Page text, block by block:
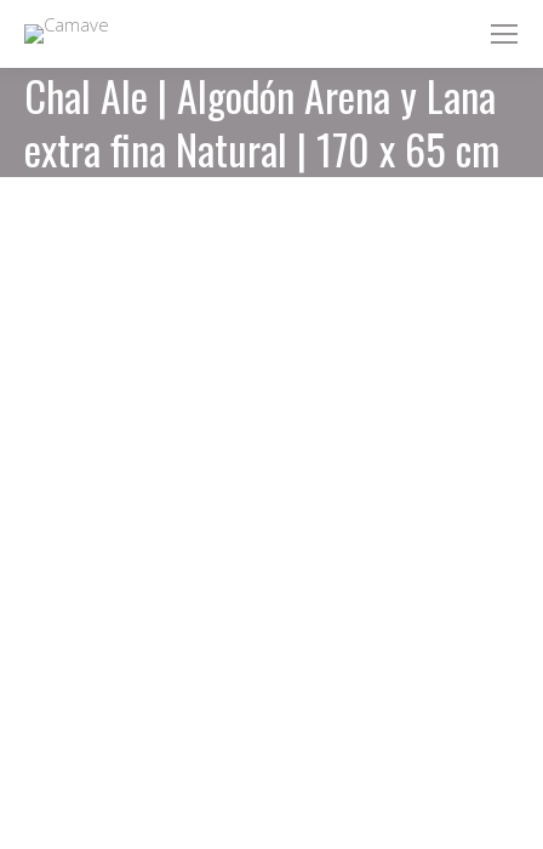
Chal Ale | Algodón Arena y Lana
extra fina Natural | 170 x 65 cm